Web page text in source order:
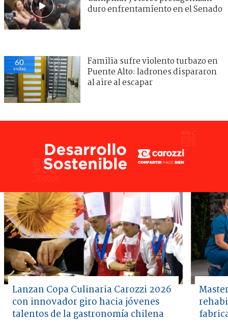
duro enfrentamiento en el Senado
60
visitas
Familia sufre violento turbazo en
Puente Alto: ladrones dispararon
al aire al escapar
Lanzan Copa Culinaria Carozzi 2026
con innovador giro hacia jóvenes
talentos de la gastronomía chilena